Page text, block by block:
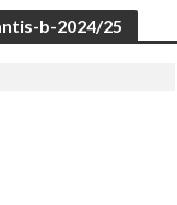
b-2024/25